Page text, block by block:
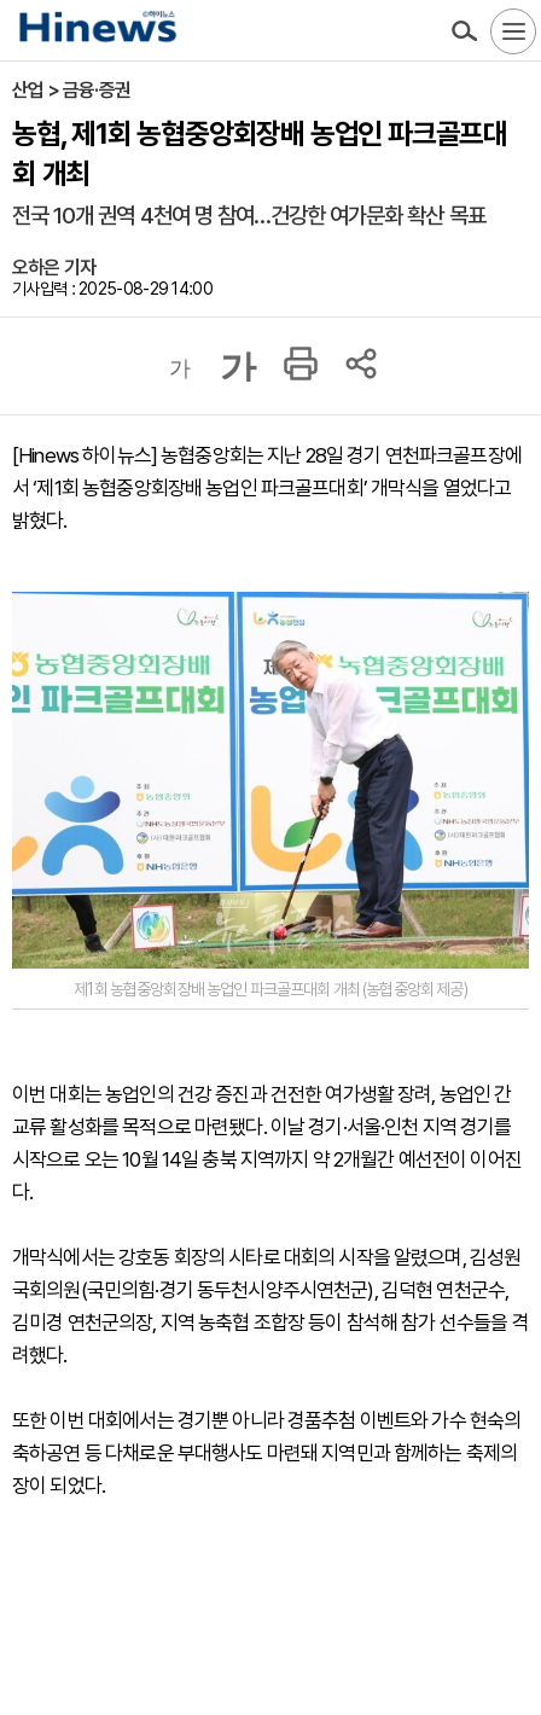
산업 > 금융·증권
농협, 제1회 농협중앙회장배 농업인 파크골프대
회 개최
전국 10개 권역 4천여 명 참여…건강한 여가문화 확산 목표
오하은 기자
기사입력 : 2025-08-29 14:00
가 가
[Hinews 하이뉴스] 농협중앙회는 지난 28일 경기 연천파크골프장에
서 ‘제1회 농협중앙회장배 농업인 파크골프대회’ 개막식을 열었다고
밝혔다.
제1회 농협중앙회장배 농업인 파크골프대회 개최 (농협중앙회 제공)
이번 대회는 농업인의 건강 증진과 건전한 여가생활 장려, 농업인 간
교류 활성화를 목적으로 마련됐다. 이날 경기·서울·인천 지역 경기를
시작으로 오는 10월 14일 충북 지역까지 약 2개월간 예선전이 이어진
다.
개막식에서는 강호동 회장의 시타로 대회의 시작을 알렸으며, 김성원
국회의원(국민의힘·경기 동두천시양주시연천군), 김덕현 연천군수,
김미경 연천군의장, 지역 농축협 조합장 등이 참석해 참가 선수들을 격
려했다.
또한 이번 대회에서는 경기뿐 아니라 경품추첨 이벤트와 가수 현숙의
축하공연 등 다채로운 부대행사도 마련돼 지역민과 함께하는 축제의
장이 되었다.